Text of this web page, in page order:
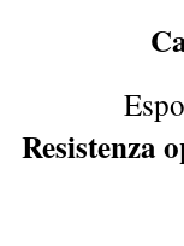
Resistenza